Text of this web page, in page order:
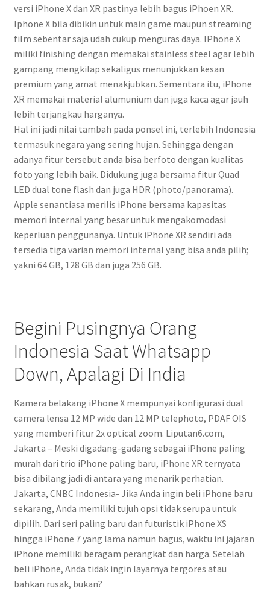
versi iPhone X dan XR pastinya lebih bagus iPhoen XR.
Iphone X bila dibikin untuk main game maupun streaming
film sebentar saja udah cukup menguras daya. IPhone X
miliki finishing dengan memakai stainless steel agar lebih
gampang mengkilap sekaligus menunjukkan kesan
premium yang amat menakjubkan. Sementara itu, iPhone
XR memakai material alumunium dan juga kaca agar jauh
lebih terjangkau harganya.
Hal ini jadi nilai tambah pada ponsel ini, terlebih Indonesia
termasuk negara yang sering hujan. Sehingga dengan
adanya fitur tersebut anda bisa berfoto dengan kualitas
foto yang lebih baik. Didukung juga bersama fitur Quad
LED dual tone flash dan juga HDR (photo/panorama).
Apple senantiasa merilis iPhone bersama kapasitas
memori internal yang besar untuk mengakomodasi
keperluan penggunanya. Untuk iPhone XR sendiri ada
tersedia tiga varian memori internal yang bisa anda pilih;
yakni 64 GB, 128 GB dan juga 256 GB.
Begini Pusingnya Orang
Indonesia Saat Whatsapp
Down, Apalagi Di India
Kamera belakang iPhone X mempunyai konfigurasi dual
camera lensa 12 MP wide dan 12 MP telephoto, PDAF OIS
yang memberi fitur 2x optical zoom. Liputan6.com,
Jakarta – Meski digadang-gadang sebagai iPhone paling
murah dari trio iPhone paling baru, iPhone XR ternyata
bisa dibilang jadi di antara yang menarik perhatian.
Jakarta, CNBC Indonesia- Jika Anda ingin beli iPhone baru
sekarang, Anda memiliki tujuh opsi tidak serupa untuk
dipilih. Dari seri paling baru dan futuristik iPhone XS
hingga iPhone 7 yang lama namun bagus, waktu ini jajaran
iPhone memiliki beragam perangkat dan harga. Setelah
beli iPhone, Anda tidak ingin layarnya tergores atau
bahkan rusak, bukan?